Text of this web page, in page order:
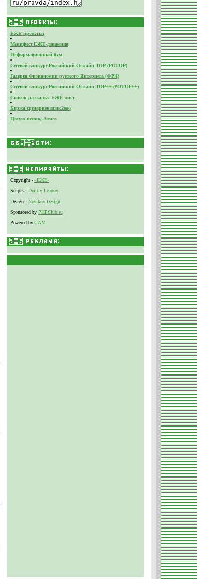
ЕЖЕ-проекты:
Манифест ЕЖЕ-движения
Информационный бум
Сетевой конкурс Российский Онлайн ТОР (РОТОР)
Галерея Физиономии русского Интернета (ФРИ)
Сетевой конкурс Российский Онлайн ТОР++ (РОТОР++)
Список рассылки ЕЖЕ-лист
Биржа сценариев вгик2ооо
Целую нежно, Алиса
Copyright - «ЕЖЕ»
Scripts - Dmitry Leonov
Design - Novikov Design
Sponsored by PHPClub.ru
Powered by CAM